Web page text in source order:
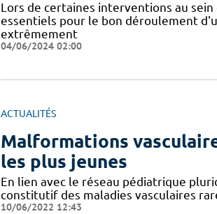
​​Lors de certaines interventions au
essentiels pour le bon déroulement
extrêmement
04/06/2024 02:00
ACTUALITÉS
Malformations
les plus jeunes
En lien avec le réseau pédiatrique
constitutif des maladies vasculaires
10/06/2022 12:43